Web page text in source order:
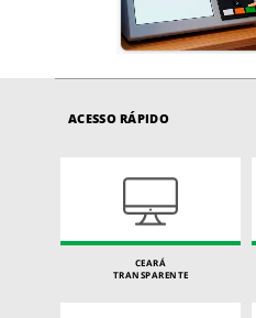
ACESSO RÁPIDO
CEARÁ
TRANSPARENTE